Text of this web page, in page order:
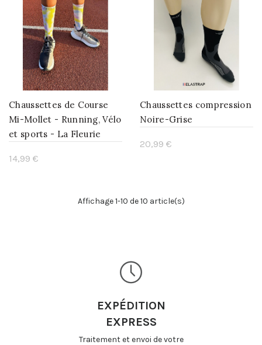
Chaussettes de Course
Mi-Mollet - Running, Vélo
et sports - La Fleurie
14,99 €
Chaussettes compression
Noire-Grise
20,99 €
Affichage 1-10 de 10 article(s)
EXPÉDITION
EXPRESS
Traitement et envoi de votre